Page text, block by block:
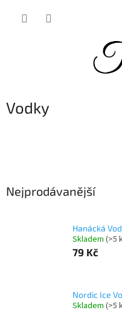
Vodky
Nejprodávanější
Hanácká
Skladem (>5
79 Kč
Nordic Ice
Skladem (>5